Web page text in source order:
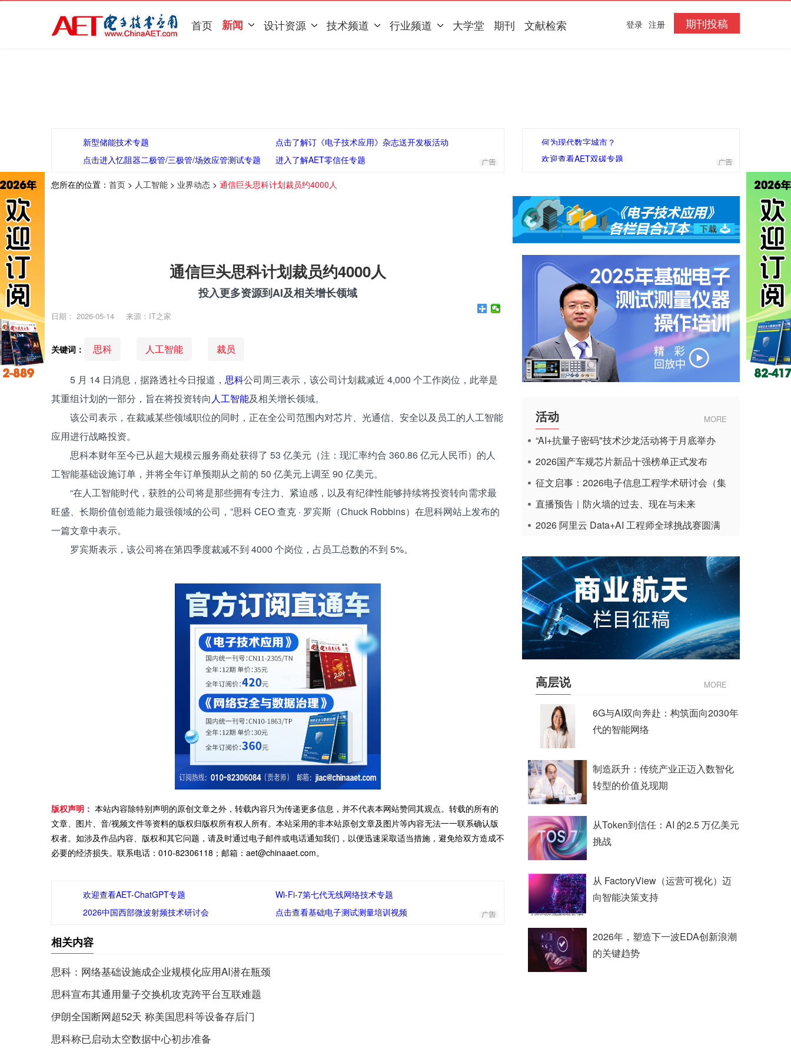
首页 新闻 设计资源 技术频道 行业频道 大学堂 期刊 文献检索 期刊投稿
登录 注册
新型储能技术专题
点击了解订《电子技术应用》杂志送开发板活动
点击进入忆阻器二极管/三极管/场效应管测试专题
进入了解AET零信任专题
何为现代数字城市？
欢迎查看AET双碳专题
您所在的位置： 首页 > 人工智能 > 业界动态 > 通信巨头思科计划裁员约4000人
通信巨头思科计划裁员约4000人
投入更多资源到AI及相关增长领域
日期： 2026-05-14 来源：IT之家
关键词： 思科 人工智能 裁员
5 月 14 日消息，据路透社今日报道， 思科公司周三表示，该公司计划裁减近 4,000 个工作岗位，此举是
其重组计划的一部分，旨在将投资转向人工智能及相关增长领域。
该公司表示，在裁减某些领域职位的同时，正在全公司范围内对芯片、光通信、安全以及员工的人工智能
应用进行战略投资。
思科本财年至今已从超大规模云服务商处获得了 53 亿美元（注：现汇率约合 360.86 亿元人民币）的人
工智能基础设施订单，并将全年订单预期从之前的 50 亿美元上调至 90 亿美元。
“在人工智能时代，获胜的公司将是那些拥有专注力、紧迫感，以及有纪律性能够持续将投资转向需求最
旺盛、长期价值创造能力最强领域的公司，”思科 CEO 查克 · 罗宾斯（Chuck Robbins）在思科网站上发布的
一篇文章中表示。
罗宾斯表示，该公司将在第四季度裁减不到 4000 个岗位，占员工总数的不到 5%。
版权声明： 本站内容除特别声明的原创文章之外，转载内容只为传递更多信息，并不代表本网站赞同其观点。转载的所有的
文章、图片、音/视频文件等资料的版权归版权所有权人所有。本站采用的非本站原创文章及图片等内容无法一一联系确认版
权者。如涉及作品内容、版权和其它问题，请及时通过电子邮件或电话通知我们，以便迅速采取适当措施，避免给双方造成不
必要的经济损失。联系电话：010-82306118；邮箱：aet@chinaaet.com。
欢迎查看AET-ChatGPT专题
Wi-Fi-7第七代无线网络技术专题
2026中国西部微波射频技术研讨会
点击查看基础电子测试测量培训视频
相关内容
思科：网络基础设施成企业规模化应用AI潜在瓶颈
思科宣布其通用量子交换机攻克跨平台互联难题
伊朗全国断网超52天 称美国思科等设备存后门
思科称已启动太空数据中心初步准备
活动 MORE
“AI+抗量子密码"技术沙龙活动将于月底举办
2026国产车规芯片新品十强榜单正式发布
征文启事：2026电子信息工程学术研讨会（集
成电路应用杂志）
直播预告｜防火墙的过去、现在与未来
2026 阿里云 Data+AI 工程师全球挑战赛圆满
高层说 MORE
6G与AI双向奔赴：构筑面向2030年
代的智能网络
制造跃升：传统产业正迈入数智化
转型的价值兑现期
从Token到信任：AI 的2.5 万亿美元
挑战
从 FactoryView（运营可视化）迈
向智能决策支持
2026年，塑造下一波EDA创新浪潮
的关键趋势